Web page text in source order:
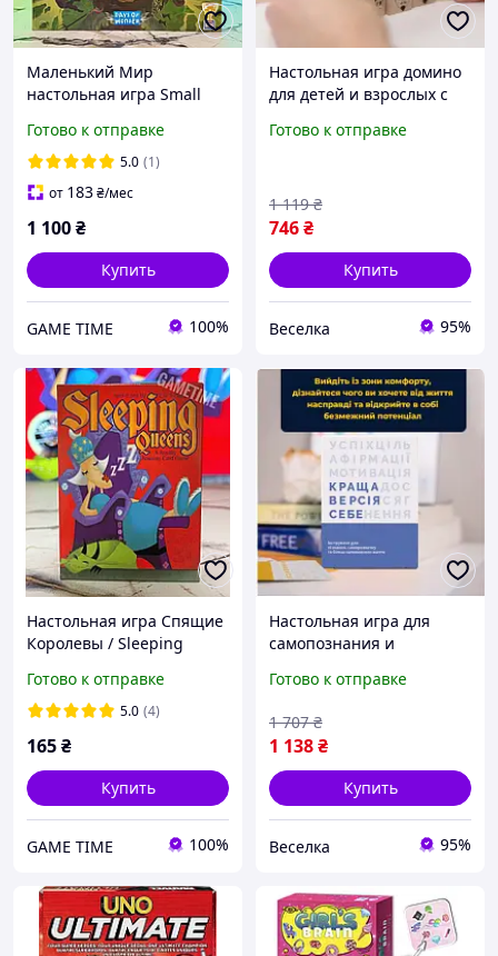
Маленький Мир
настольная игра Small
правила с переводом
Готово к отправке
5.0 (1)
от 183₴/мес
1 100₴
Купить
GAME TIME 100%
Настольная игра домино
для детей и взрослых с
развития логического
Готово к отправке
746₴
1 119 ₴
Купить
Веселка 95%
Настольная игра Спящие
Королевы / Sleeping
правила с переводом
Готово к отправке
5.0 (4)
165₴
Купить
GAME TIME 100%
Настольная игра для
самопознания и
карточками для развития
FLAME
Готово к отправке
1 138₴
1 707 ₴
Купить
Веселка 95%